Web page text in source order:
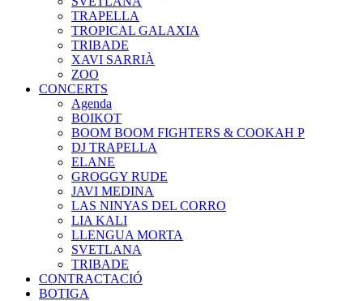
TRAPELLA
TROPICAL GALAXIA
TRIBADE
XAVI SARRIÀ
ZOO
CONCERTS
Agenda
BOIKOT
BOOM BOOM FIGHTERS & COOKAH P
DJ TRAPELLA
ELANE
GROGGY RUDE
JAVI MEDINA
LAS NINYAS DEL CORRO
LIA KALI
LLENGUA MORTA
SVETLANA
TRIBADE
CONTRACTACIÓ
BOTIGA